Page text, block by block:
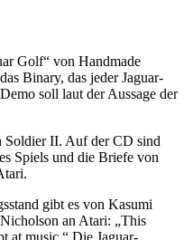
Golf“ von Handmade
Binary, das jeder Jaguar-
soll laut der Aussage der
Soldier II. Auf der CD sind
Spiels und die Briefe von
gibt es von Kasumi
an Atari: „This